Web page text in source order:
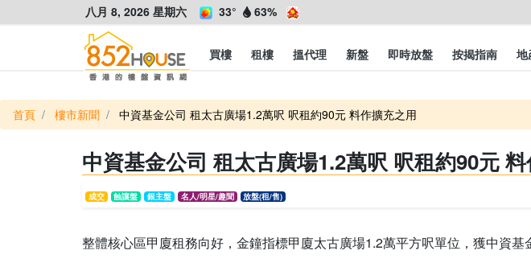
八月 8, 2026 星期六 33° 63%
買樓 租樓 搵代理 新盤 即時放盤 按揭指南 地
首頁 樓市新聞 中資基金公司 租太古廣場1.2萬呎 呎租約90元 料作擴充之用
中資基金公司 租太古廣場1.2萬呎 呎租約90元
成交 蝕讓盤 銀主盤 名人/明星/趣聞 放盤(租/售)
整體核心區甲廈租務向好，金鐘指標甲廈太古廣場1.2萬平方呎單位，獲中資基